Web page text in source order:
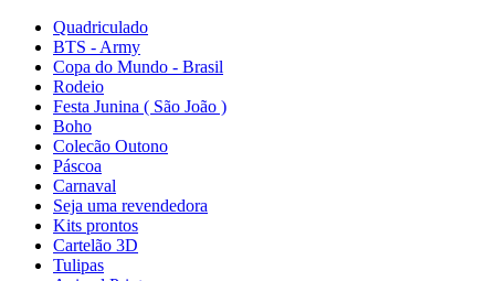
Quadriculado
BTS - Army
Copa do Mundo - Brasil
Rodeio
Festa Junina ( São João )
Boho
Colecão Outono
Páscoa
Carnaval
Seja uma revendedora
Kits prontos
Cartelão 3D
Tulipas